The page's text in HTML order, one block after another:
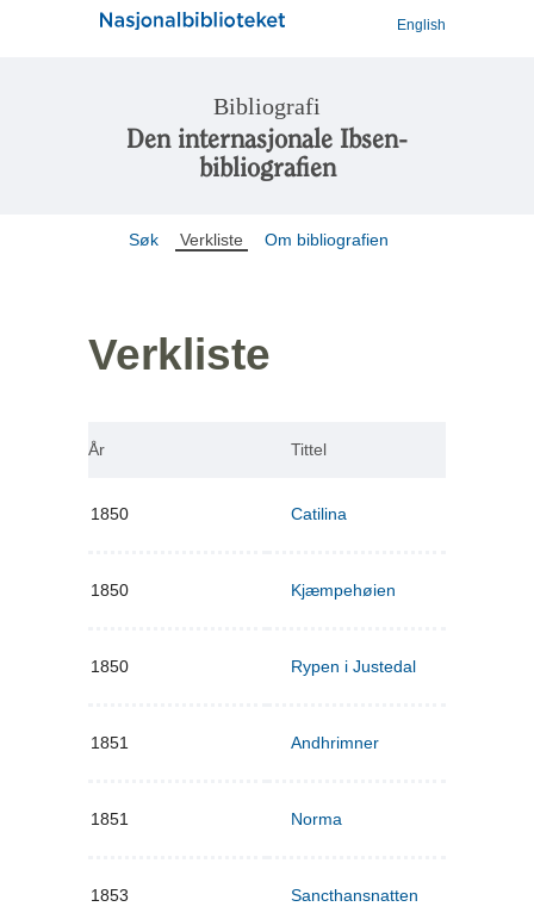
English
Bibliografi
Den internasjonale Ibsen-
bibliografien
Søk Verkliste Om bibliografien
Verkliste
År Tittel
1850 Catilina
1850 Kjæmpehøien
1850 Rypen i Justedal
1851 Andhrimner
1851 Norma
1853 Sancthansnatten